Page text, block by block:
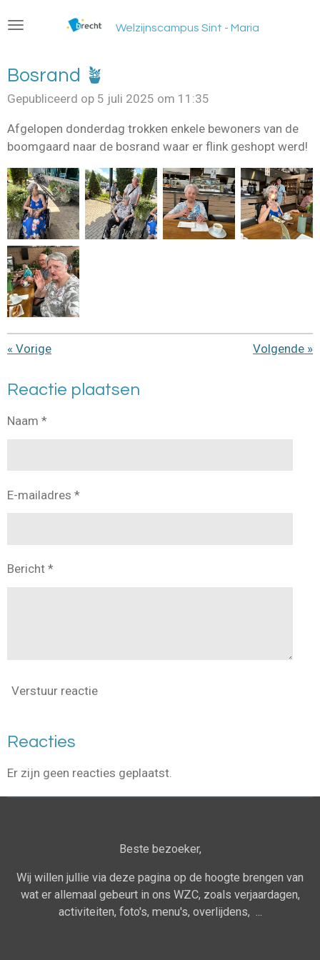
direct
de
Welzijnscampus Sint - Maria
Bosrand 🪴
Gepubliceerd op 5 juli 2025 om 11:35
Afgelopen donderdag trokken enkele bewoners van de
boomgaard naar de bosrand waar er flink geshopt werd!
« Vorige Volgende »
Reactie plaatsen
Naam *
E-mailadres *
Bericht *
Verstuur reactie
Reacties
Er zijn geen reacties geplaatst.
Beste bezoeker,
Wij willen jullie via deze pagina op de hoogte brengen van
wat er allemaal gebeurt in ons WZC, zoals verjaardagen,
activiteiten, foto's, menu's, overlijdens, ...